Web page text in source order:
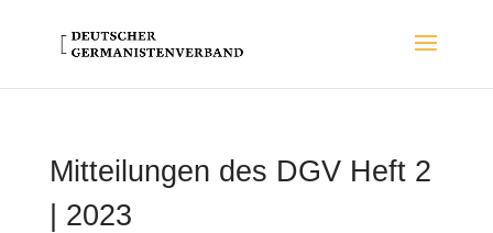
Mitteilungen des DGV Heft 2
| 2023